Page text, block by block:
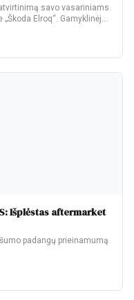
savo vasariniams
Elroq“. Gamyklinėje
Išplėstas aftermarket
padangų prieinamumą